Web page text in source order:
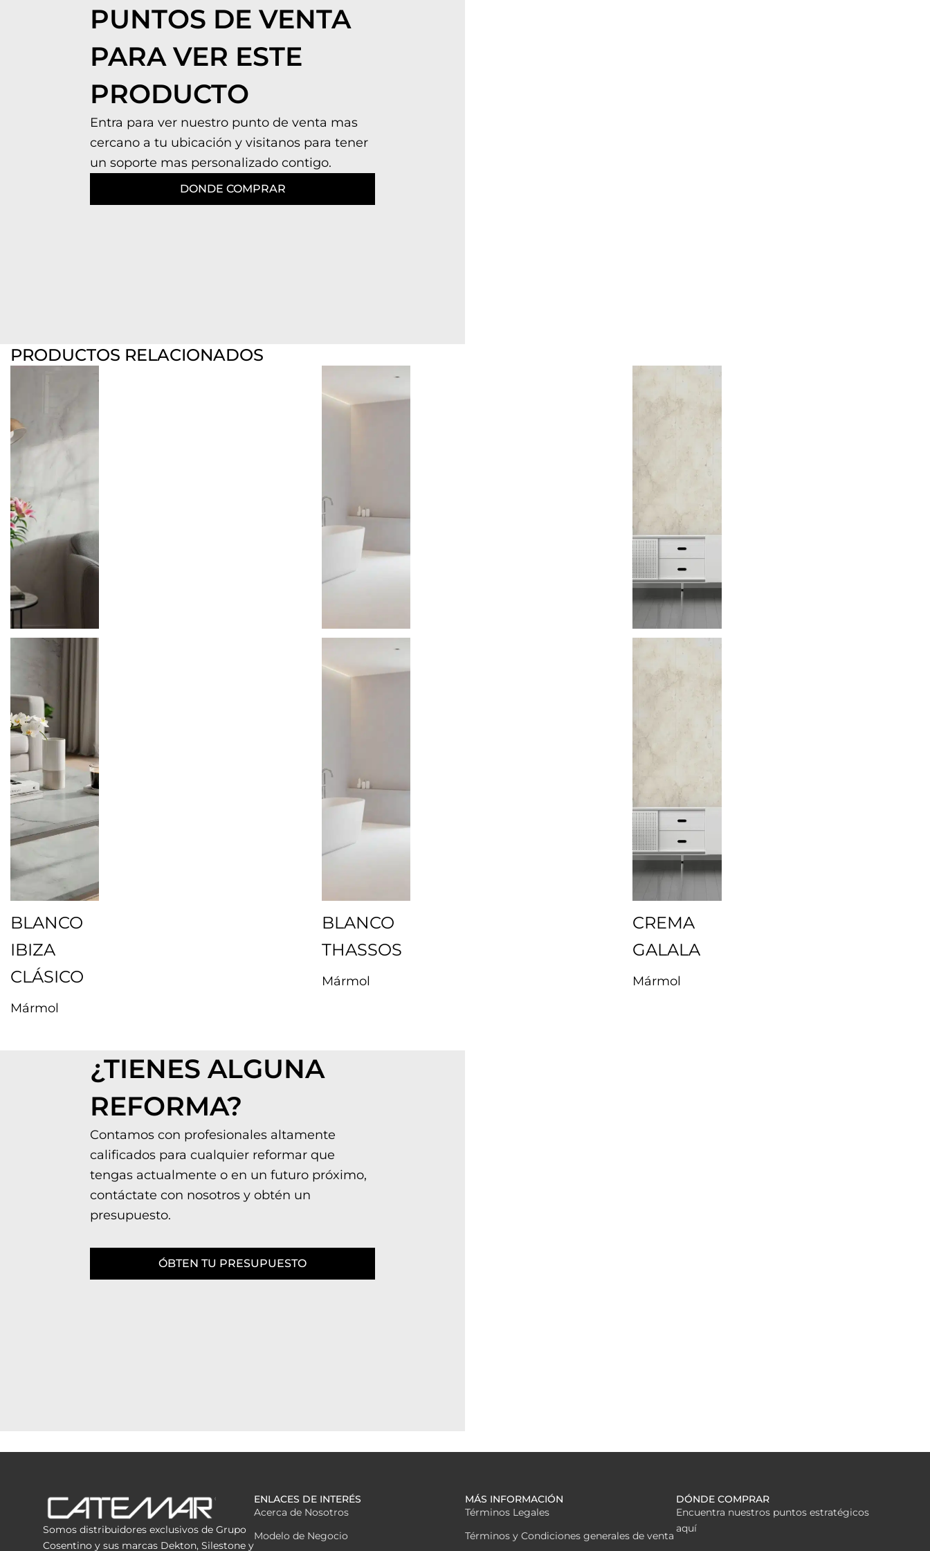
PUNTOS DE VENTA
PARA VER ESTE
PRODUCTO
Entra para ver nuestro punto de venta mas
cercano a tu ubicación y visitanos para tener
un soporte mas personalizado contigo.
DONDE COMPRAR
PRODUCTOS RELACIONADOS
BLANCO
IBIZA
CLÁSICO
Mármol
BLANCO
THASSOS
Mármol
CREMA
GALALA
Mármol
¿TIENES ALGUNA
REFORMA?
Contamos con profesionales altamente
calificados para cualquier reformar que
tengas actualmente o en un futuro próximo,
contáctate con nosotros y obtén un
presupuesto.
ÓBTEN TU PRESUPUESTO
Somos distribuidores exclusivos de Grupo
Cosentino y sus marcas Dekton, Silestone y
ENLACES DE INTERÉS
Acerca de Nosotros
Modelo de Negocio
MÁS INFORMACIÓN
Términos Legales
Términos y Condiciones generales de venta
DÓNDE COMPRAR
Encuentra nuestros puntos estratégicos
aquí